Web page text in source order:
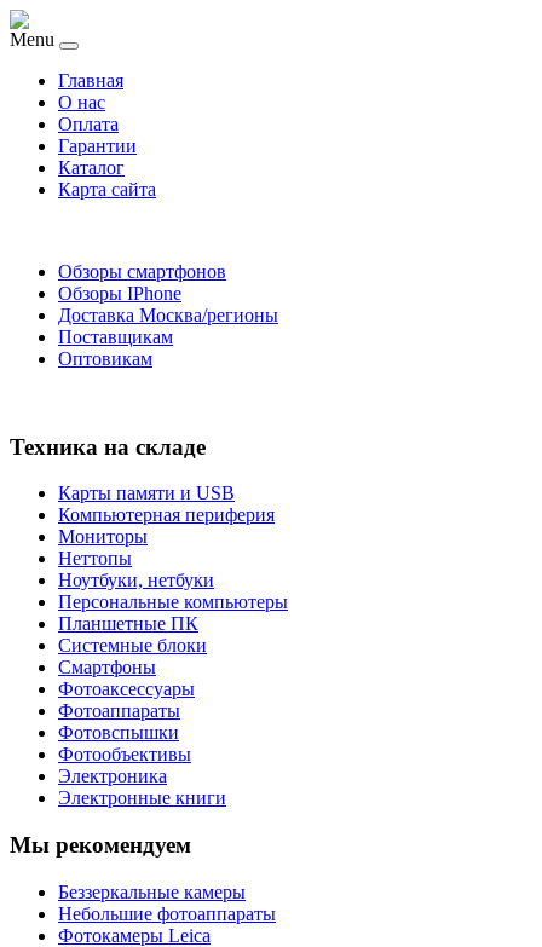
Menu
Главная
O нас
Оплата
Гарантии
Каталог
Карта сайта
Обзоры смартфонов
Обзоры IPhone
Доставка Москва/регионы
Поставщикам
Оптовикам
Техника на складе
Карты памяти и USB
Компьютерная периферия
Мониторы
Неттопы
Ноутбуки, нетбуки
Персональные компьютеры
Планшетные ПК
Системные блоки
Смартфоны
Фотоаксессуары
Фотоаппараты
Фотовспышки
Фотообъективы
Электроника
Электронные книги
Мы рекомендуем
Беззеркальные камеры
Небольшие фотоаппараты
Фотокамеры Leica